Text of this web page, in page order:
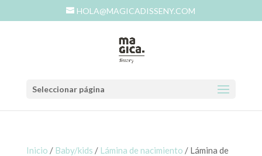
HOLA@MAGICADISSENY.COM
Seleccionar página
Inicio / Baby/kids / Lámina de nacimiento / Lámina de